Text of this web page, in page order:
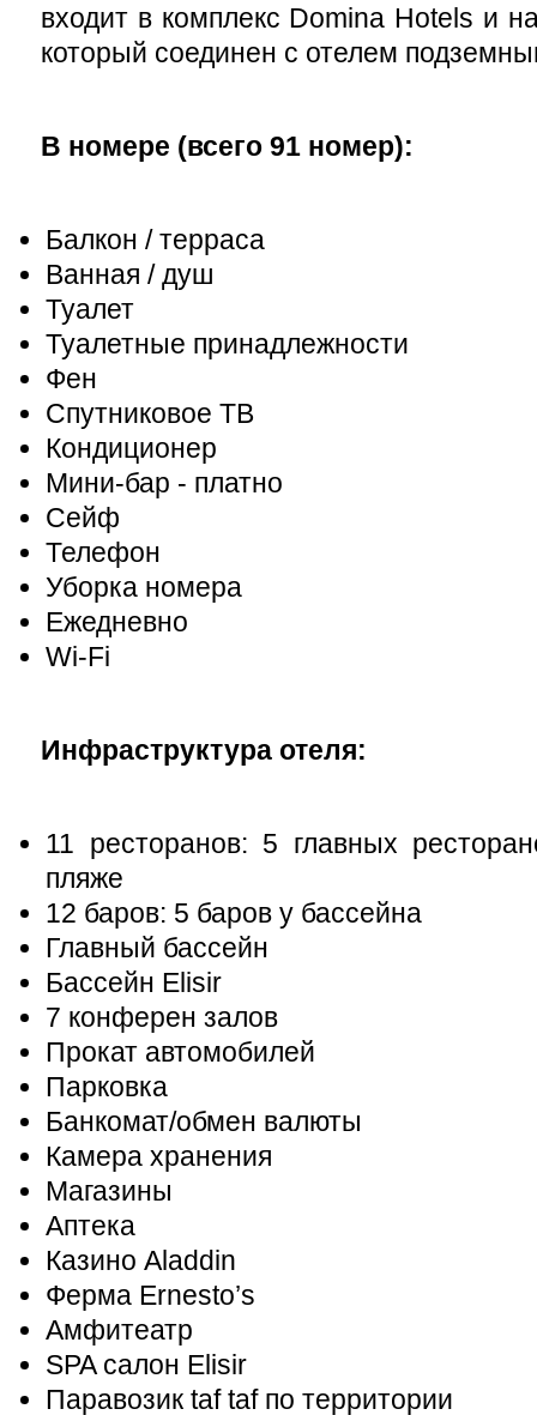
входит в комплекс Domina Hotels и
который соединен с отелем
В номере (всего 91 номер):
Балкон / терраса
Ванная / душ
Туалет
Туалетные принадлежности
Фен
Спутниковое ТВ
Кондиционер
Мини-бар - платно
Сейф
Телефон
Уборка номера
Ежедневно
Wi-Fi
Инфраструктура отеля:
11 ресторанов: 5 главных
пляже
12 баров: 5 баров у бассейна
Главный бассейн
Бассейн Elisir
7 конферен залов
Прокат автомобилей
Парковка
Банкомат/обмен валюты
Камера хранения
Магазины
Аптека
Казино Aladdin
Ферма Ernesto’s
Амфитеатр
SPA салон Elisir
Паравозик taf taf по территории